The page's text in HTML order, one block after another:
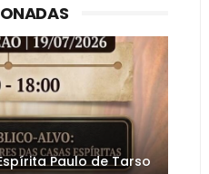
Paulo de Tarso